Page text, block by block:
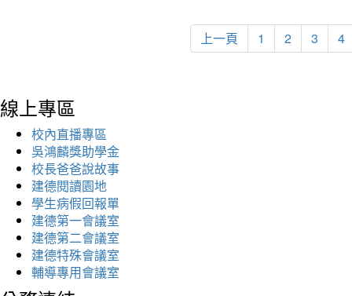
上一頁 1 2 3 4
線上專區
校內直播專區
吳鴻麟獎助學金
校長爸爸說故事
建德閱讀園地
學生病假回報單
建德第一會議室
建德第二會議室
建德特殊會議室
輔導專用會議室